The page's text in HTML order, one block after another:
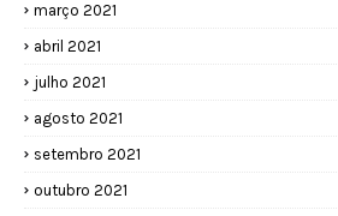
março 2021
abril 2021
julho 2021
agosto 2021
setembro 2021
outubro 2021